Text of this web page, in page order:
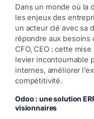
Dans un monde où la
les enjeux des
un acteur clé avec sa
répondre aux besoins
CFO, CEO : cette
levier incontournable
internes, améliorer
compétitivité.
Odoo : une solution
visionnaires